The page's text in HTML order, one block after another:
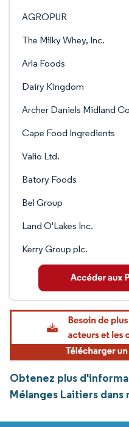
AGROPUR
The Milky Whey, Inc.
Arla Foods
Dairy Kingdom
Archer Daniels Midland
Cape Food Ingredients
Valio Ltd.
Batory Foods
Bel Group
Land O'Lakes Inc.
Kerry Group plc.
Obtenez plus
Mélanges Laitiers